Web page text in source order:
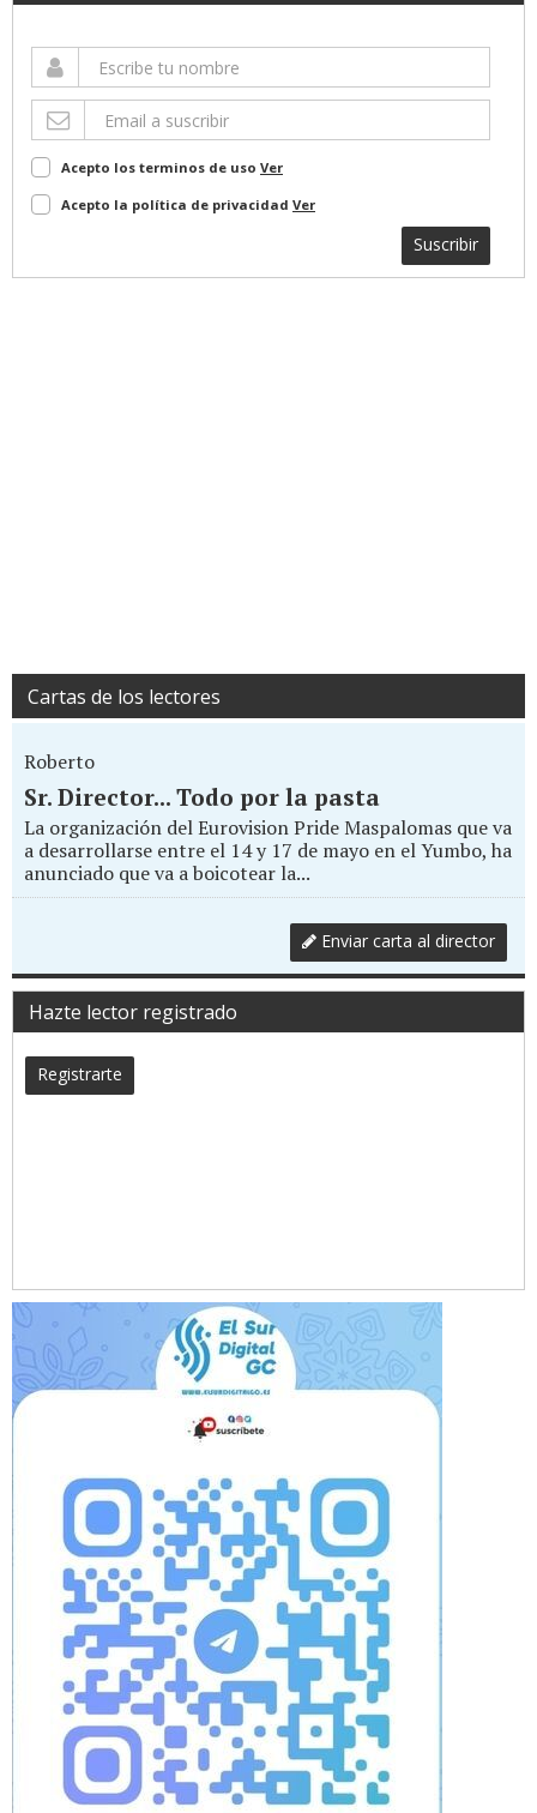
Acepto los terminos de uso Ver
Acepto la política de privacidad Ver
Suscribir
Cartas de los lectores
Roberto
Sr. Director... Todo por la pasta
La organización del Eurovision Pride Maspalomas que va
a desarrollarse entre el 14 y 17 de mayo en el Yumbo, ha
anunciado que va a boicotear la...
Enviar carta al director
Hazte lector registrado
Registrarte